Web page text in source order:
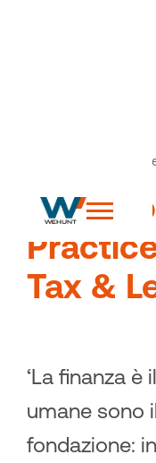
Articoli ed
Tax &
‘La finanza è
umane sono
fondazione: